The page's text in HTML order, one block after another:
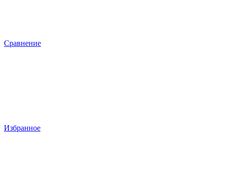
Сравнение
Избранное